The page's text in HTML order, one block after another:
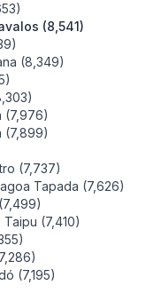
(8,541)
(8,349)
(7,976)
(7,899)
(7,737)
Tapada (7,626)
(7,410)
(7,195)